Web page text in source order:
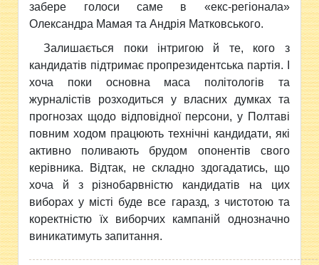
забере голоси саме в «екс-регіонала»
Олександра Мамая та Андрія Матковського.
Залишається поки інтригою й те, кого з
кандидатів підтримає пропрезидентська партія. І
хоча поки основна маса політологів та
журналістів розходиться у власних думках та
прогнозах щодо відповідної персони, у Полтаві
повним ходом працюють технічні кандидати, які
активно поливають брудом опонентів свого
керівника. Відтак, не складно здогадатись, що
хоча й з різнобарвністю кандидатів на цих
виборах у місті буде все гаразд, з чистотою та
коректністю їх виборчих кампаній однозначно
виникатимуть запитання.